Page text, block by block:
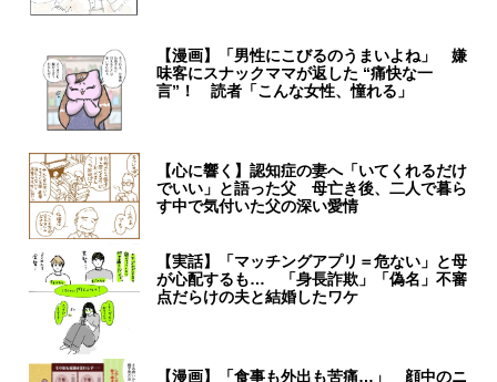
【漫画】「男性にこびるのうまいよね」 嫌
味客にスナックママが返した “痛快な一
言”！ 読者「こんな女性、憧れる」
【心に響く】認知症の妻へ「いてくれるだけ
でいい」と語った父 母亡き後、二人で暮ら
す中で気付いた父の深い愛情
【実話】「マッチングアプリ＝危ない」と母
が心配するも… 「身長詐欺」「偽名」不審
点だらけの夫と結婚したワケ
【漫画】「食事も外出も苦痛…」 顔中のニ